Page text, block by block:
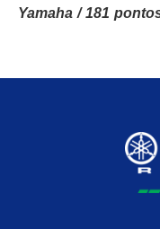
Yamaha / 181